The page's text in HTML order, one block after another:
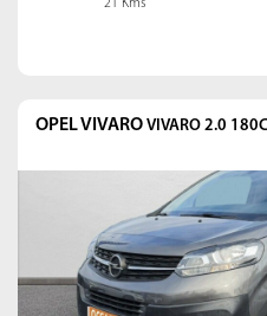
21 Kms
OPEL VIVARO VIVARO 2.0